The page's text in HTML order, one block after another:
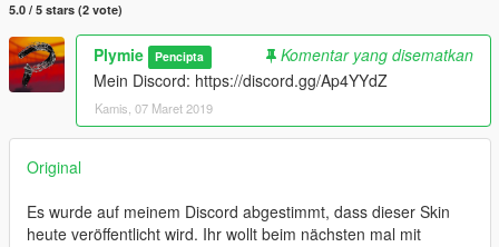
5.0 / 5 stars (2 vote)
Plymie Pencipta
Komentar yang disematkan
Mein Discord: https://discord.gg/Ap4YYdZ
Kamis, 07 Maret 2019
Original
Es wurde auf meinem Discord abgestimmt, dass dieser Skin
heute veröffentlicht wird. Ihr wollt beim nächsten mal mit